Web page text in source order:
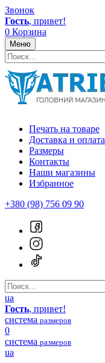
Звонок
Гость, привет!
0 Корзина
Меню
Печать на товаре
Доставка и оплата
Размеры
Контакты
Наши магазины
Избранное
+380 (98) 756 09 90
ua
Гость, привет!
система размеров
0
система размеров
ua